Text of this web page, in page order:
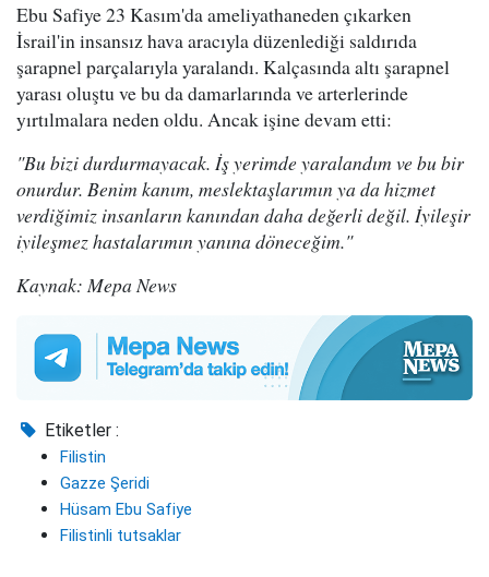
Ebu Safiye 23 Kasım'da ameliyathaneden çıkarken
İsrail'in insansız hava aracıyla düzenlediği saldırıda
şarapnel parçalarıyla yaralandı. Kalçasında altı şarapnel
yarası oluştu ve bu da damarlarında ve arterlerinde
yırtılmalara neden oldu. Ancak işine devam etti:
"Bu bizi durdurmayacak. İş yerimde yaralandım ve bu bir
onurdur. Benim kanım, meslektaşlarımın ya da hizmet
verdiğimiz insanların kanından daha değerli değil. İyileşir
iyileşmez hastalarımın yanına döneceğim."
Kaynak: Mepa News
Etiketler :
Filistin
Gazze Şeridi
Hüsam Ebu Safiye
Filistinli tutsaklar